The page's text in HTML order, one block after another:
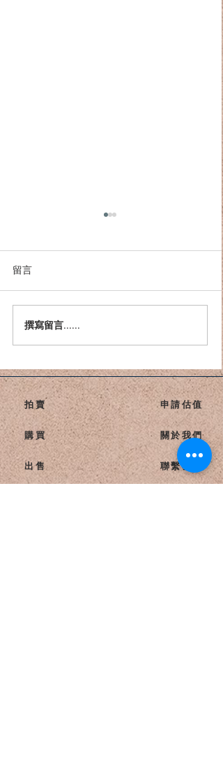
張大千《秋趣圖》：一幅
1935年的作品，如何串聯盛
留言
撰寫留言......
拍賣
購買
出售
申請估值
關於我們
聯繫我們